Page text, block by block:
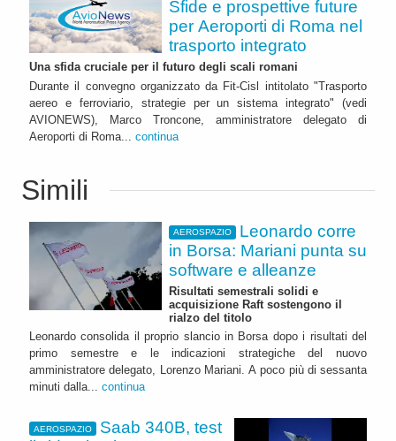
Sfide e prospettive future
per Aeroporti di Roma nel
trasporto integrato
Una sfida cruciale per il futuro degli scali romani
Durante il convegno organizzato da Fit-Cisl intitolato "Trasporto
aereo e ferroviario, strategie per un sistema integrato" (vedi
AVIONEWS), Marco Troncone, amministratore delegato di
Aeroporti di Roma... continua
Simili
AEROSPAZIO
Leonardo corre
in Borsa: Mariani punta su
software e alleanze
Risultati semestrali solidi e
acquisizione Raft sostengono il
rialzo del titolo
Leonardo consolida il proprio slancio in Borsa dopo i risultati del
primo semestre e le indicazioni strategiche del nuovo
amministratore delegato, Lorenzo Mariani. A poco più di sessanta
minuti dalla... continua
AEROSPAZIO
Saab 340B, test